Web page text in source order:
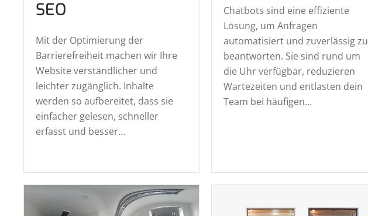
SEO
Mit der Optimierung der
Barrierefreiheit machen wir Ihre
Website verständlicher und
leichter zugänglich. Inhalte
werden so aufbereitet, dass sie
einfacher gelesen, schneller
erfasst und besser…
Chatbots sind eine effiziente
Lösung, um Anfragen
automatisiert und zuverlässig zu
beantworten. Sie sind rund um
die Uhr verfügbar, reduzieren
Wartezeiten und entlasten dein
Team bei häufigen…